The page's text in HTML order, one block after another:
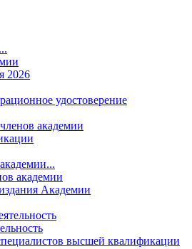
2026
удостоверение
академии
академии
Академии
высшей квалификации